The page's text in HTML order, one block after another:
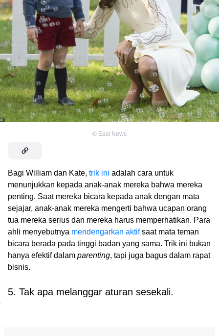
© East News
Bagi William dan Kate, trik ini adalah cara untuk
menunjukkan kepada anak-anak mereka bahwa mereka
penting. Saat mereka bicara kepada anak dengan mata
sejajar, anak-anak mereka mengerti bahwa ucapan orang
tua mereka serius dan mereka harus memperhatikan. Para
ahli menyebutnya mendengarkan aktifsaat mata teman
bicara berada pada tinggi badan yang sama. Trik ini bukan
hanya efektif dalam parenting, tapi juga bagus dalam rapat
bisnis.
5. Tak apa melanggar aturan sesekali.